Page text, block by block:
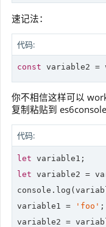
速记法：
代码:
const variable2
你不相信这样可以
复制粘贴到 es6console
代码:
let
let variable2 =
console
variable1 =
'foo' ;
variable2 =